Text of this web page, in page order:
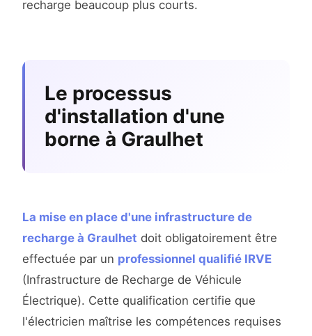
recharge beaucoup plus courts.
Le processus
d'installation d'une
borne à Graulhet
La mise en place d'une infrastructure de
recharge à Graulhet doit obligatoirement être
effectuée par un professionnel qualifié IRVE
(Infrastructure de Recharge de Véhicule
Électrique). Cette qualification certifie que
l'électricien maîtrise les compétences requises